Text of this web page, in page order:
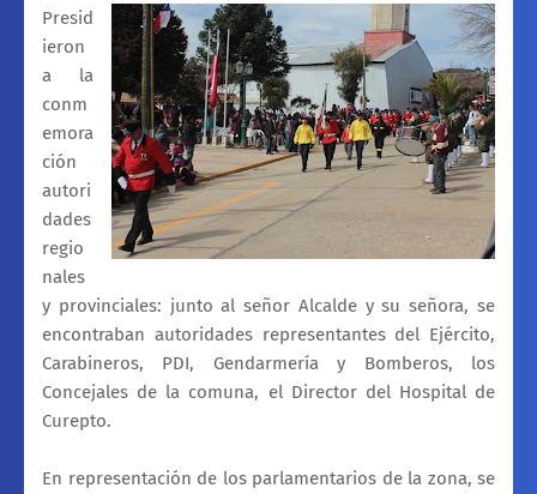
Presid
ieron
a la
conm
emora
ción
autori
dades
regio
nales
y provinciales: junto al señor Alcalde y su señora, se
encontraban autoridades representantes del Ejército,
Carabineros, PDI, Gendarmería y Bomberos, los
Concejales de la comuna, el Director del Hospital de
Curepto.
En representación de los parlamentarios de la zona, se